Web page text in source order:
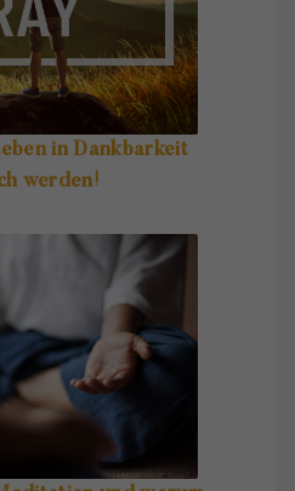
in Dankbarkeit
werden!